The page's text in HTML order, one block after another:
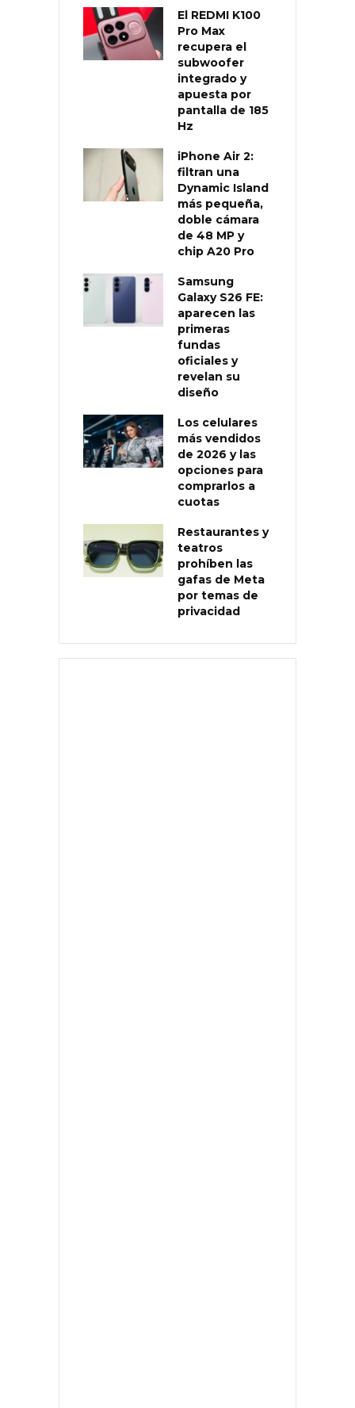
El REDMI K100
Pro Max
recupera el
subwoofer
integrado y
apuesta por
pantalla de 185
Hz
iPhone Air 2:
filtran una
Dynamic Island
más pequeña,
doble cámara
de 48 MP y
chip A20 Pro
Samsung
Galaxy S26 FE:
aparecen las
primeras
fundas
oficiales y
revelan su
diseño
Los celulares
más vendidos
de 2026 y las
opciones para
comprarlos a
cuotas
Restaurantes y
teatros
prohíben las
gafas de Meta
por temas de
privacidad